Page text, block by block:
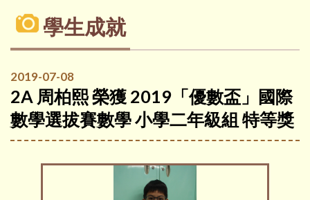
學生成就
2019-07-08
2A 周柏熙 榮獲 2019「優數盃」國際
數學選拔賽數學 小學二年級組 特等獎